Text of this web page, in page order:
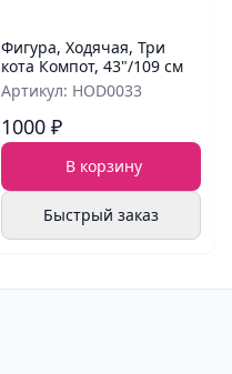
Фигура, Ходячая, Три
кота Компот, 43"/109 см
Артикул: HOD0033
1000 ₽
В корзину
Быстрый заказ